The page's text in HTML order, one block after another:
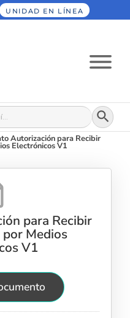
UNIDAD EN LÍNEA
Botón
Autorización para Recibir
Electrónicos V1
para Recibir
Medios
V1